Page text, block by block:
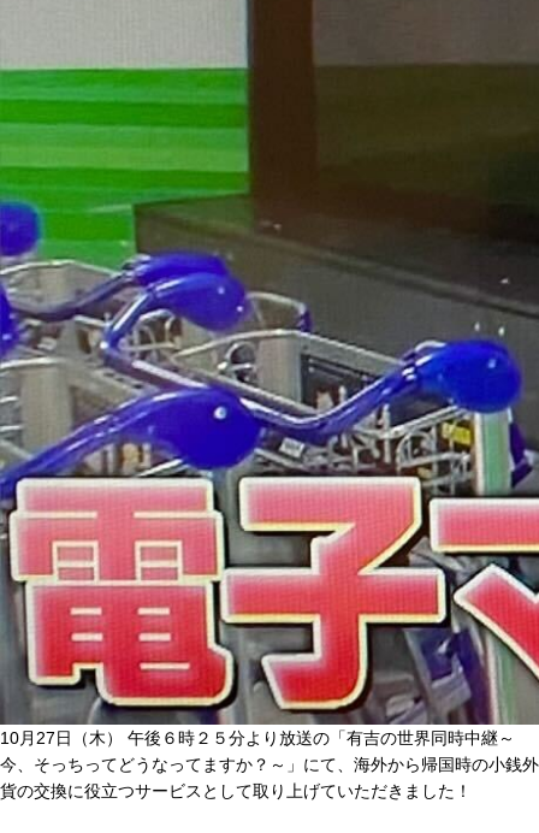
10月27日（木） 午後６時２５分より放送の「有吉の世界同時中継～
今、そっちってどうなってますか？～」にて、海外から帰国時の小銭外
貨の交換に役立つサービスとして取り上げていただきました！